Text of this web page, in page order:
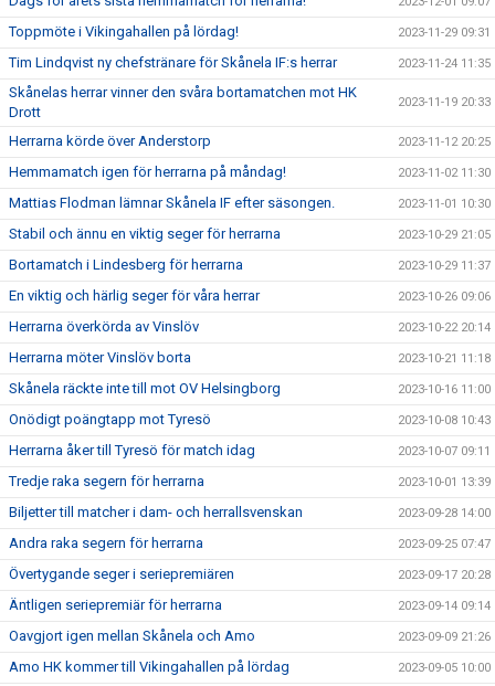
Toppmöte i Vikingahallen på lördag! 2023-11-29 09:31
Tim Lindqvist ny chefstränare för Skånela IF:s herrar 2023-11-24 11:35
Skånelas herrar vinner den svåra bortamatchen mot HK
Drott
2023-11-19 20:33
Herrarna körde över Anderstorp 2023-11-12 20:25
Hemmamatch igen för herrarna på måndag! 2023-11-02 11:30
Mattias Flodman lämnar Skånela IF efter säsongen. 2023-11-01 10:30
Stabil och ännu en viktig seger för herrarna 2023-10-29 21:05
Bortamatch i Lindesberg för herrarna 2023-10-29 11:37
En viktig och härlig seger för våra herrar 2023-10-26 09:06
Herrarna överkörda av Vinslöv 2023-10-22 20:14
Herrarna möter Vinslöv borta 2023-10-21 11:18
Skånela räckte inte till mot OV Helsingborg 2023-10-16 11:00
Onödigt poängtapp mot Tyresö 2023-10-08 10:43
Herrarna åker till Tyresö för match idag 2023-10-07 09:11
Tredje raka segern för herrarna 2023-10-01 13:39
Biljetter till matcher i dam- och herrallsvenskan 2023-09-28 14:00
Andra raka segern för herrarna 2023-09-25 07:47
Övertygande seger i seriepremiären 2023-09-17 20:28
Äntligen seriepremiär för herrarna 2023-09-14 09:14
Oavgjort igen mellan Skånela och Amo 2023-09-09 21:26
Amo HK kommer till Vikingahallen på lördag 2023-09-05 10:00